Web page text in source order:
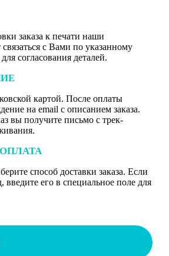
заказа к печати наши
с Вами по указанному
согласования деталей.
картой. После оплаты
на email с описанием заказа.
вы получите письмо с трек-
способ доставки заказа. Если
введите его в специальное поле для